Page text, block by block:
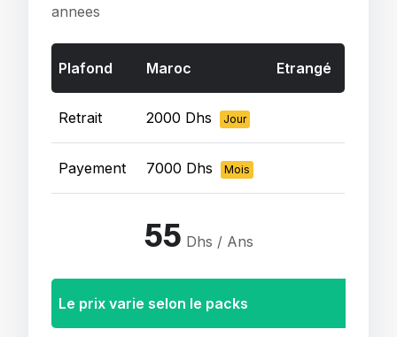
annees
Plafond Maroc Etrangé
Retrait 2000 Dhs Jour
Payement 7000 Dhs Mois
55 Dhs / Ans
Le prix varie selon le packs